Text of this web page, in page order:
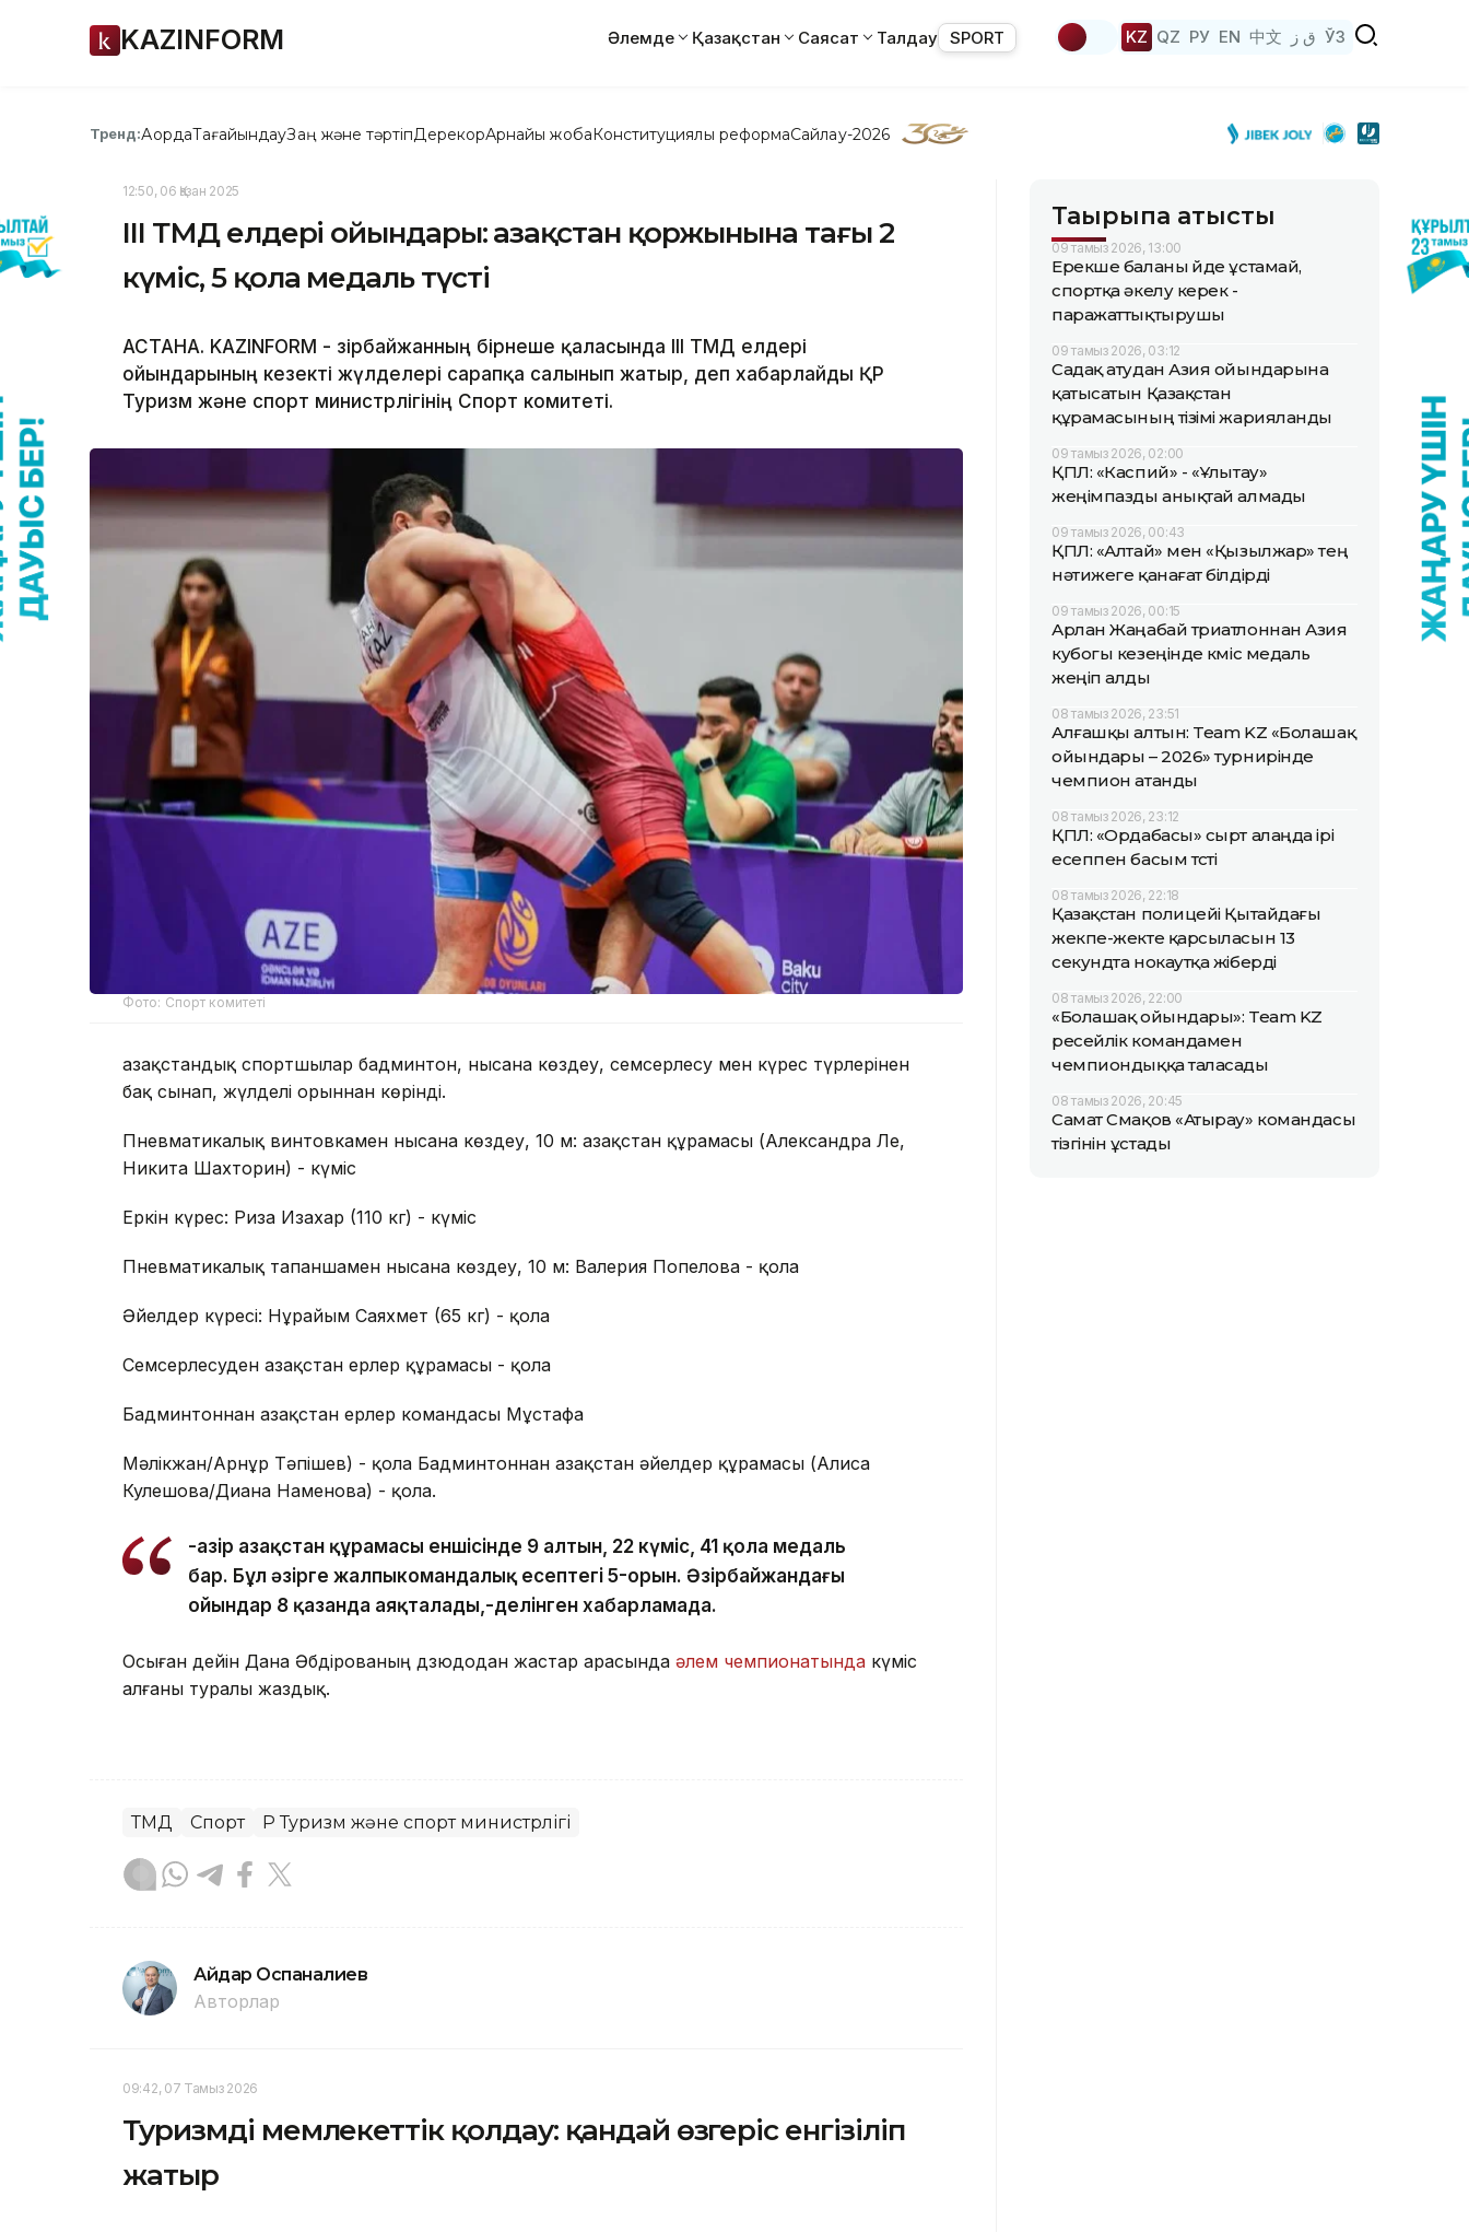
KAZINFORM Әлемде Қазақстан Саясат Талдау SPORT KZ QZ РУ EN 中文 ق ز ЎЗ
Тренд:АқордаТағайындауЗаң және тәртіпДерекқорАрнайы жобаКонституциялық реформаСайлау-2026
12:50, 06 Қазан 2025
III ТМД елдері ойындары: Қазақстан қоржынына тағы 2
күміс, 5 қола медаль түсті
АСТАНА. KAZINFORM - Әзірбайжанның бірнеше қаласында III ТМД елдері
ойындарының кезекті жүлделері сарапқа салынып жатыр, деп хабарлайды ҚР
Туризм және спорт министрлігінің Спорт комитеті.
Фото: Спорт комитеті
Қазақстандық спортшылар бадминтон, нысана көздеу, семсерлесу мен күрес түрлерінен
бақ сынап, жүлделі орыннан көрінді.
Пневматикалық винтовкамен нысана көздеу, 10 м: Қазақстан құрамасы (Александра Ле,
Никита Шахторин) - күміс
Еркін күрес: Риза Изахар (110 кг) - күміс
Пневматикалық тапаншамен нысана көздеу, 10 м: Валерия Попелова - қола
Әйелдер күресі: Нұрайым Саяхмет (65 кг) - қола
Семсерлесуден Қазақстан ерлер құрамасы - қола
Бадминтоннан Қазақстан ерлер командасы Мұстафа
Мәлікжан/Арнұр Тәпішев) - қола Бадминтоннан Қазақстан әйелдер құрамасы (Алиса
Кулешова/Диана Наменова) - қола.
-Қазір Қазақстан құрамасы еншісінде 9 алтын, 22 күміс, 41 қола медаль
бар. Бұл әзірге жалпыкомандалық есептегі 5-орын. Әзірбайжандағы
ойындар 8 қазанда аяқталады,-делінген хабарламада.
Осыған дейін Дана Әбдірованың дзюдодан жастар арасында әлем чемпионатында күміс
алғаны туралы жаздық.
ТМД Спорт ҚР Туризм және спорт министрлігі
Айдар Оспаналиев
Авторлар
09:42, 07 Тамыз 2026
Туризмді мемлекеттік қолдау: қандай өзгеріс енгізіліп
жатыр
Тақырыпқа қатысты
09 тамыз 2026, 13:00
Ерекше баланы үйде ұстамай,
спортқа әкелу керек -
паражаттықтырушы
09 тамыз 2026, 03:12
Садақ атудан Азия ойындарына
қатысатын Қазақстан
құрамасының тізімі жарияланды
09 тамыз 2026, 02:00
ҚПЛ: «Каспий» - «Ұлытау»
жеңімпазды анықтай алмады
09 тамыз 2026, 00:43
ҚПЛ: «Алтай» мен «Қызылжар» тең
нәтижеге қанағат білдірді
09 тамыз 2026, 00:15
Арлан Жаңабай триатлоннан Азия
кубогы кезеңінде күміс медаль
жеңіп алды
08 тамыз 2026, 23:51
Алғашқы алтын: Team KZ «Болашақ
ойындары – 2026» турнирінде
чемпион атанды
08 тамыз 2026, 23:12
ҚПЛ: «Ордабасы» сырт алаңда ірі
есеппен басым түсті
08 тамыз 2026, 22:18
Қазақстан полицейі Қытайдағы
жекпе-жекте қарсыласын 13
секундта нокаутқа жіберді
08 тамыз 2026, 22:00
«Болашақ ойындары»: Team KZ
ресейлік командамен
чемпиондыққа таласады
08 тамыз 2026, 20:45
Самат Смақов «Атырау» командасы
тізгінін ұстады